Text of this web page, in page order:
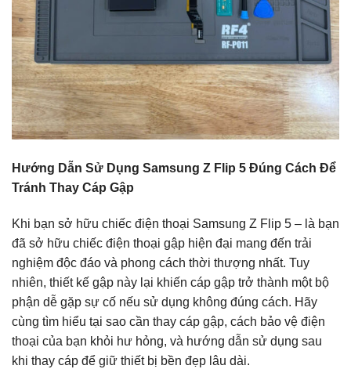
Hướng Dẫn Sử Dụng Samsung Z Flip 5 Đúng Cách Để
Tránh Thay Cáp Gập
Khi bạn sở hữu chiếc điện thoại Samsung Z Flip 5 – là bạn
đã sở hữu chiếc điện thoại gập hiện đại mang đến trải
nghiệm độc đáo và phong cách thời thượng nhất. Tuy
nhiên, thiết kế gập này lại khiến cáp gập trở thành một bộ
phận dễ gặp sự cố nếu sử dụng không đúng cách. Hãy
cùng tìm hiểu tại sao cần thay cáp gập, cách bảo vệ điện
thoại của bạn khỏi hư hỏng, và hướng dẫn sử dụng sau
khi thay cáp để giữ thiết bị bền đẹp lâu dài.